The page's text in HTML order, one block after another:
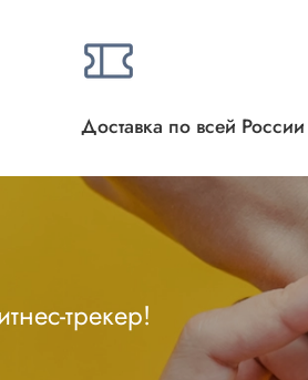
Доставка по всей России
трекер!